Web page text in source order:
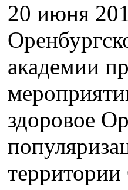
20 июня
академии
здоровое
территории